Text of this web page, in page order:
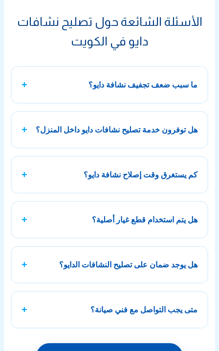
الأسئلة الشائعة حول تصليح نشافات
دايو في الكويت
ما سبب ضعف تجفيف نشافة دايو؟
تلف في عنصر التسخين أو الحساسات، هذه المشكلة تحتاج إلى
فحص دقيق من فني متخصص في تصليح النشافات الدايو لتحديد
السبب وإصلاحه بشكل صحيح.
هل توفرون خدمة تصليح نشافات دايو داخل المنزل؟
الموقع، تشخيص العطل، وإجراء الإصلاح مباشرة إن أمكن، مما
يوفر الوقت والجهد ويضمن راحة العميل مع خدمة سريعة وفعالة.
كم يستغرق وقت إصلاح نشافة دايو؟
لتوفير قطع الغيار أو إجراء فحص أعمق. الهدف هو إنجاز تصليح
النشافات الدايو بسرعة مع ضمان جودة الإصلاح.
هل يتم استخدام قطع غيار أصلية؟
بعناية حسب نوع العطل، مع الحرص على تحقيق أعلى كفاءة
تشغيل وتقليل احتمالية تكرار المشكلة مرة أخرى بعد الصيانة.
هل يوجد ضمان على تصليح النشافات الدايو؟
إضافية في جودة الإصلاح ويؤكد التزامنا بتقديم خدمة موثوقة تدوم
لفترة طويلة دون مشاكل متكررة.
متى يجب التواصل مع فني صيانة؟
ضعف في التجفيف، صدور أصوات غير طبيعية، أو ظهور أعطال